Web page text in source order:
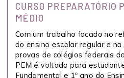
CURSO PREPARATÓRIO
MÉDIO
Com um trabalho focado no
do ensino escolar regular e
provas de colégios federais
PEM é voltado para
Fundamental e 1º ano do